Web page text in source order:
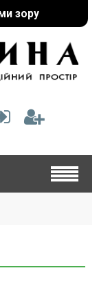
зору